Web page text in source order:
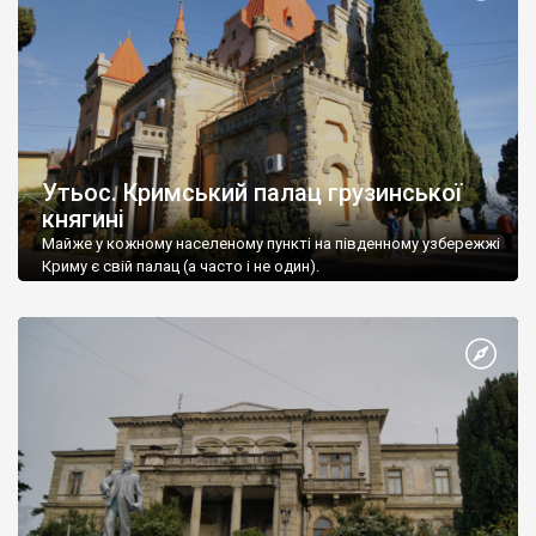
Утьос. Кримський палац грузинської
княгині
Майже у кожному населеному пункті на південному узбережжі
Криму є свій палац (а часто і не один).